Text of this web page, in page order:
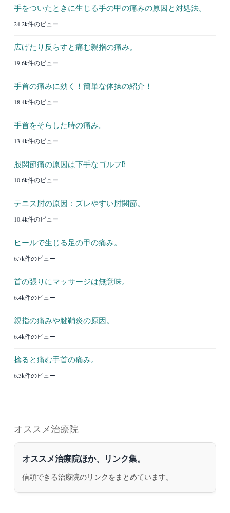
手をついたときに生じる手の甲の痛みの原因と対処法。
24.2k件のビュー
広げたり反らすと痛む親指の痛み。
19.6k件のビュー
手首の痛みに効く！簡単な体操の紹介！
18.4k件のビュー
手首をそらした時の痛み。
13.4k件のビュー
股関節痛の原因は下手なゴルフ⁉︎
10.6k件のビュー
テニス肘の原因：ズレやすい肘関節。
10.4k件のビュー
ヒールで生じる足の甲の痛み。
6.7k件のビュー
首の張りにマッサージは無意味。
6.4k件のビュー
親指の痛みや腱鞘炎の原因。
6.4k件のビュー
捻ると痛む手首の痛み。
6.3k件のビュー
オススメ治療院
オススメ治療院ほか、リンク集。
信頼できる治療院のリンクをまとめています。